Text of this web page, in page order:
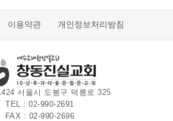
이용약관 개인정보처리방침
서울시 도봉구 덕릉로 325
TEL : 02-990-2691
FAX : 02-990-2696